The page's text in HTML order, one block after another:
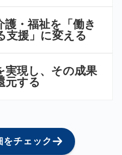
護・福祉を「働き
支援」に変える
実現し、その成果
元する
をチェック